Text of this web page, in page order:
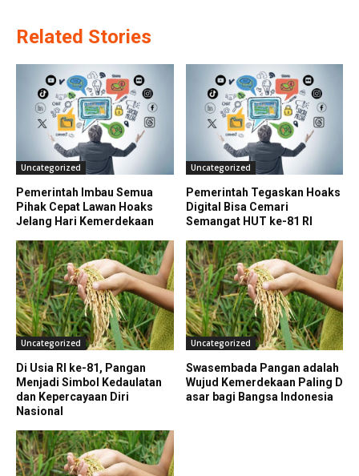
Related Stories
Uncategorized
Pemerintah Imbau Semua
Pihak Cepat Lawan Hoaks
Jelang Hari Kemerdekaan
Uncategorized
Pemerintah Tegaskan Hoaks
Digital Bisa Cemari
Semangat HUT ke-81 RI
Uncategorized
Di Usia RI ke-81, Pangan
Menjadi Simbol Kedaulatan
dan Kepercayaan Diri
Nasional
Uncategorized
Swasembada Pangan adalah
Wujud Kemerdekaan Paling D
asar bagi Bangsa Indonesia